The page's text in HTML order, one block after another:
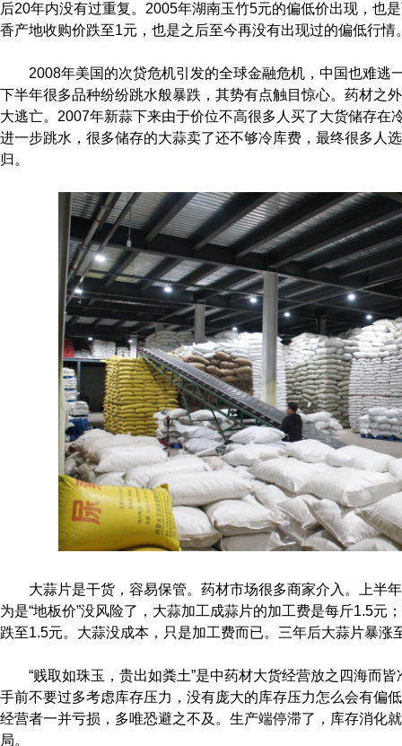
后20年内没有过重复。2005年湖南玉竹5元的偏低价出现，也
香产地收购价跌至1元，也是之后至今再没有出现过的偏低行情
2008年美国的次贷危机引发的全球金融危机，中国也难逃
下半年很多品种纷纷跳水般暴跌，其势有点触目惊心。药材
大逃亡。2007年新蒜下来由于价位不高很多人买了大货储存在
进一步跳水，很多储存的大蒜卖了还不够冷库费，最终很多人
归。
大蒜片是干货，容易保管。药材市场很多商家介入。上半
为是“地板价”没风险了，大蒜加工成蒜片的加工费是每斤1.5元
跌至1.5元。大蒜没成本，只是加工费而已。三年后大蒜片暴涨
“贱取如珠玉，贵出如粪土”是中药材大货经营放之四海而
手前不要过多考虑库存压力，没有庞大的库存压力怎么会有偏
经营者一并亏损，多唯恐避之不及。生产端停滞了，库存消化
局。